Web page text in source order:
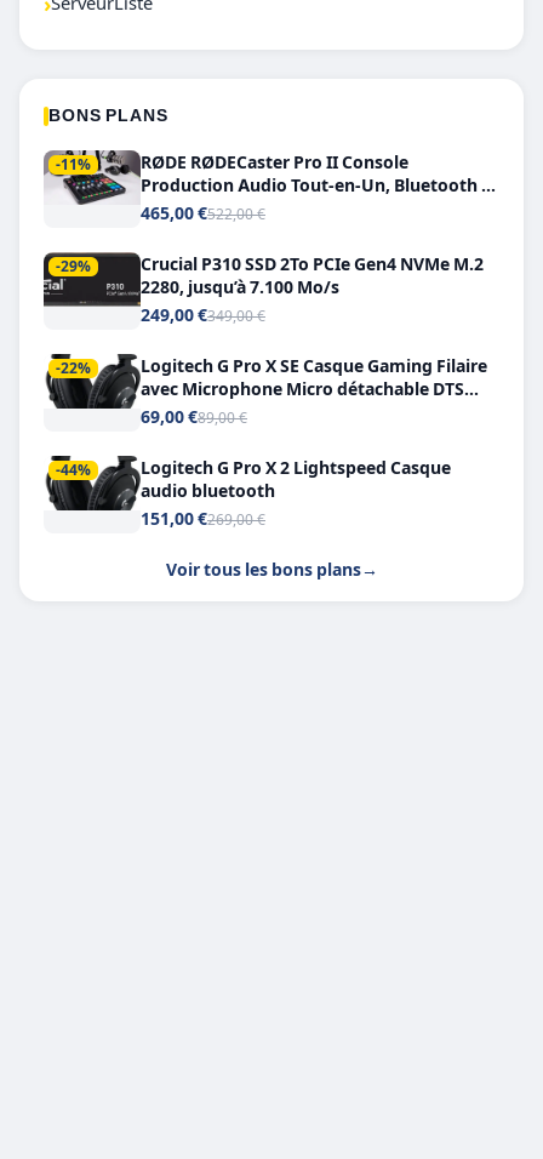
BONS PLANS
-11%
RØDE RØDECaster Pro II Console
Production Audio Tout-en-Un, Bluetooth et
Double USB-C
465,00 €522,00 €
-29%
Crucial P310 SSD 2To PCIe Gen4 NVMe M.2
2280, jusqu’à 7.100 Mo/s
249,00 €349,00 €
-22%
Logitech G Pro X SE Casque Gaming Filaire
avec Microphone Micro détachable DTS
Headphone X 7.1
69,00 €89,00 €
-44%
Logitech G Pro X 2 Lightspeed Casque
audio bluetooth
151,00 €269,00 €
Voir tous les bons plans→